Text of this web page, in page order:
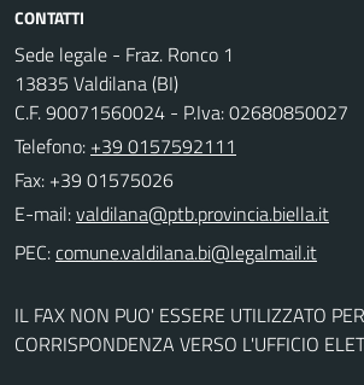
CONTATTI
Sede legale - Fraz. Ronco 1
13835 Valdilana (BI)
C.F. 90071560024 - P.Iva: 02680850027
Telefono: +39 0157592111
Fax: +39 01575026
E-mail:
PEC:
IL FAX NON PUO' ESSERE UTILIZZATO PER
CORRISPONDENZA VERSO L'UFFICIO